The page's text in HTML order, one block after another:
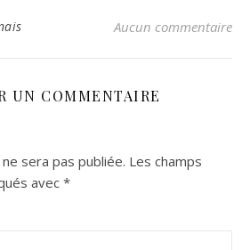
Aucun commentaire
UN COMMENTAIRE
sera pas publiée. Les champs
avec *